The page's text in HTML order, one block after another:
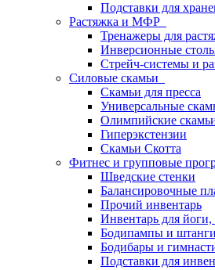
Подставки для
Растяжка и МФР
Тренажеры для
Инверсионные
Стрейч-системы и
Силовые скамьи
Скамьи для пресса
Универсальные
Олимпийские
Гиперэкстензии
Скамьи Скотта
Фитнес и групповые
Шведские стенки
Балансировочные
Прочий инвентарь
Инвентарь для
Бодипампы и
Бодибары и
Подставки для